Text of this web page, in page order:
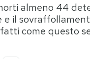
Ok
almeno 44
e il
come questo